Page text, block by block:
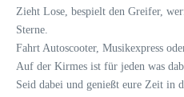
Zieht Lose, bespielt den Greifer,
Sterne.
Fahrt Autoscooter, Musikexpress
Auf der Kirmes ist für jeden was
Seid dabei und genießt eure Zeit in